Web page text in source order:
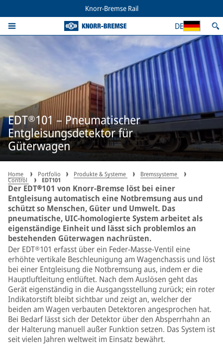
Knorr-Bremse Rail
DE
EDT®101 – Pneumatischer
Entgleisungsdetektor für
Güterwagen
Home Portfolio Produkte & Systeme Bremssysteme
Control EDT101
Der EDT®101 von Knorr-Bremse löst bei einer
Entgleisung automatisch eine Notbremsung aus und
schützt so Menschen, Güter und Umwelt. Das
pneumatische, UIC-homologierte System arbeitet als
eigenständige Einheit und lässt sich problemlos an
bestehenden Güterwagen nachrüsten.
Der EDT®101 erfasst über ein Feder-Masse-Ventil eine
erhöhte vertikale Beschleunigung am Wagenchassis und löst
bei einer Entgleisung die Notbremsung aus, indem er die
Hauptluftleitung entlüftet. Nach dem Auslösen geht das
Gerät eigenständig in die Ausgangsstellung zurück; ein roter
Indikatorstift bleibt sichtbar und zeigt an, welcher der
beiden am Wagen verbauten Detektoren angesprochen hat.
Bei Bedarf lässt sich der Detektor über den Absperrhahn an
der Halterung manuell außer Funktion setzen. Das System ist
seit vielen Jahren weltweit im Einsatz bewährt.